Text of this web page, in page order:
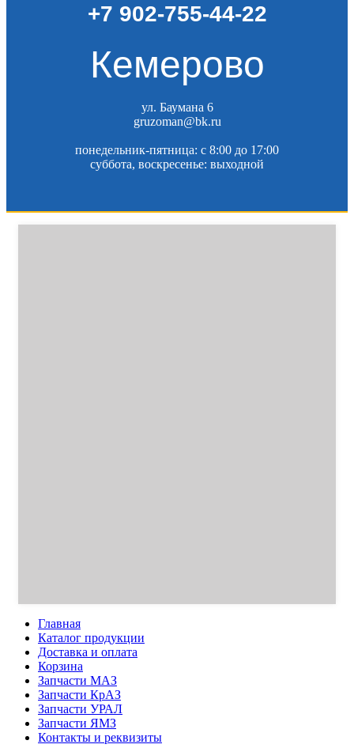
+7 902-755-44-22
Кемерово
ул. Баумана 6
gruzoman@bk.ru
понедельник-пятница: c 8:00 до 17:00
суббота, воскресенье: выходной
Главная
Каталог продукции
Доставка и оплата
Корзина
Запчасти МАЗ
Запчасти КрАЗ
Запчасти УРАЛ
Запчасти ЯМЗ
Контакты и реквизиты